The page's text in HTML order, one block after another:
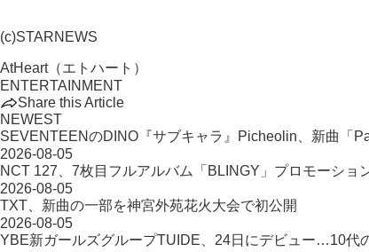
(c)STARNEWS
AtHeart（エトハート）
ENTERTAINMENT
Share this Article
NEWEST
SEVENTEENのDINO『サブキャラ』Picheolin、新曲「
2026-08-05
NCT 127、7枚目フルアルバム「BLINGY」プロモーショ
2026-08-05
TXT、新曲の一部を神宮外苑花火大会で初公開
2026-08-05
YBE新ガールズグループTUIDE、24日にデビュー…10代